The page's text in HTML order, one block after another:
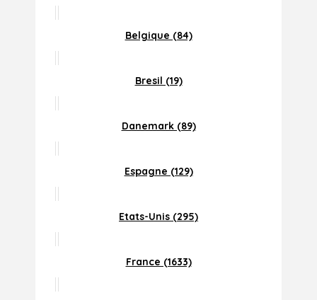
Belgique (84)
Bresil (19)
Danemark (89)
Espagne (129)
Etats-Unis (295)
France (1633)